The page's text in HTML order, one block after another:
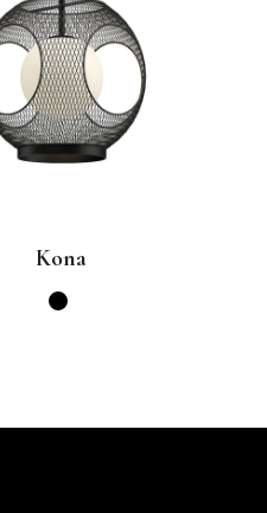
Copenhagen 24